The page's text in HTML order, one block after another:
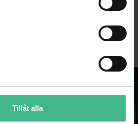
Tillåt alla
Vonyx KBB10 Keyboard Piano stol,
GÅ TILL PRODUKT